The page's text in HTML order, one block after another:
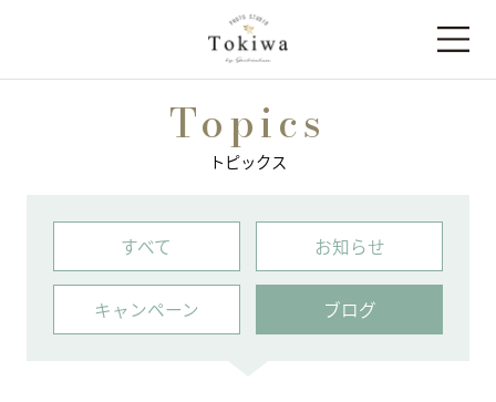
Topics
トピックス
すべて お知らせ
キャンペーン ブログ